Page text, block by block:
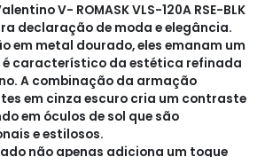
V- ROMASK VLS-120A RSE-BLK
declaração de moda e elegância.
em metal dourado, eles emanam um
é característico da estética refinada
A combinação da armação
em cinza escuro cria um contraste
em óculos de sol que são
e estilosos.
não apenas adiciona um toque